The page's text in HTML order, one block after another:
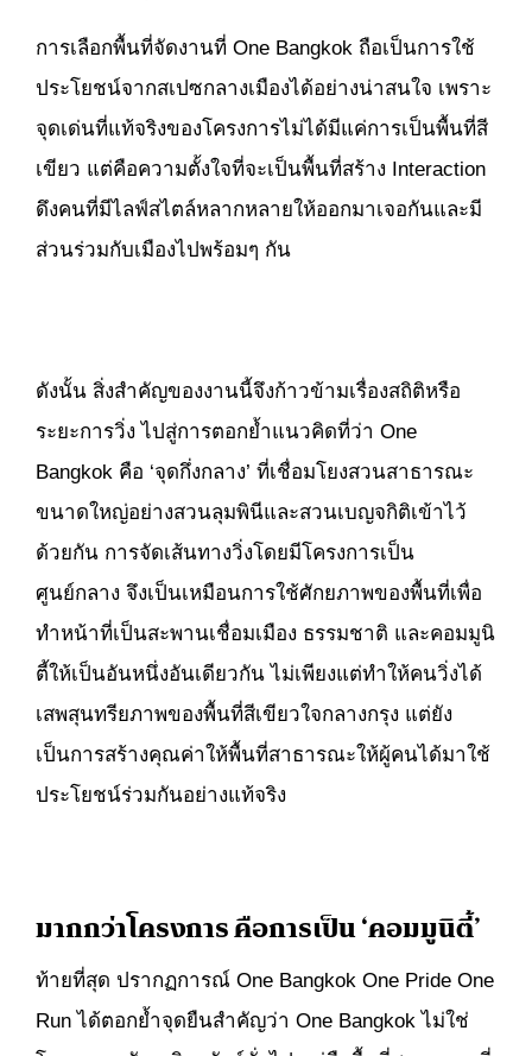
การเลือกพื้นที่จัดงานที่ One Bangkok ถือเป็นการใช้
ประโยชน์จากสเปซกลางเมืองได้อย่างน่าสนใจ เพราะ
จุดเด่นที่แท้จริงของโครงการไม่ได้มีแค่การเป็นพื้นที่สี
เขียว แต่คือความตั้งใจที่จะเป็นพื้นที่สร้าง Interaction
ดึงคนที่มีไลฟ์สไตล์หลากหลายให้ออกมาเจอกันและมี
ส่วนร่วมกับเมืองไปพร้อมๆ กัน
ดังนั้น สิ่งสำคัญของงานนี้จึงก้าวข้ามเรื่องสถิติหรือ
ระยะการวิ่ง ไปสู่การตอกย้ำแนวคิดที่ว่า One
Bangkok คือ ‘จุดกึ่งกลาง’ ที่เชื่อมโยงสวนสาธารณะ
ขนาดใหญ่อย่างสวนลุมพินีและสวนเบญจกิติเข้าไว้
ด้วยกัน การจัดเส้นทางวิ่งโดยมีโครงการเป็น
ศูนย์กลาง จึงเป็นเหมือนการใช้ศักยภาพของพื้นที่เพื่อ
ทำหน้าที่เป็นสะพานเชื่อมเมือง ธรรมชาติ และคอมมูนิ
ตี้ให้เป็นอันหนึ่งอันเดียวกัน ไม่เพียงแต่ทำให้คนวิ่งได้
เสพสุนทรียภาพของพื้นที่สีเขียวใจกลางกรุง แต่ยัง
เป็นการสร้างคุณค่าให้พื้นที่สาธารณะให้ผู้คนได้มาใช้
ประโยชน์ร่วมกันอย่างแท้จริง
มากกว่าโครงการ คือการเป็น ‘คอมมูนิตี้’
ท้ายที่สุด ปรากฏการณ์ One Bangkok One Pride One
Run ได้ตอกย้ำจุดยืนสำคัญว่า One Bangkok ไม่ใช่